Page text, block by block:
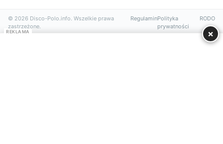
© 2026 Disco-Polo.info. Wszelkie prawa
zastrzeżone.
RegulaminPolityka
prywatności
RODO
REKLAMA ×